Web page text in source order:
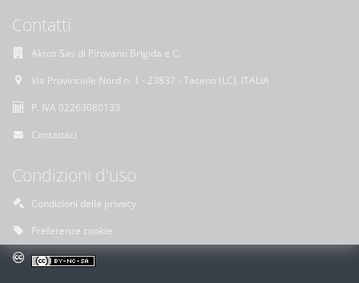
Contatti
Akros Sas di Pirovano Brigida e C.
Via Provinciale Nord n. 1 - 23837 - Taceno (LC), ITALIA
P. IVA 02263080133
Contattaci
Condizioni d'uso
Condizioni della privacy
Preferenze cookie